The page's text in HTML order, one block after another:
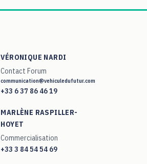
VÉRONIQUE NARDI
Contact Forum
communication@vehiculedufutur.com
+33 6 37 86 46 19
MARLÈNE RASPILLER-
HOYET
Commercialisation
+33 3 84 54 54 69